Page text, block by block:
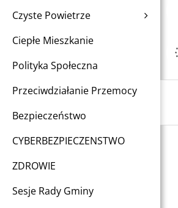
Czyste Powietrze
Ciepłe Mieszkanie
Polityka Społeczna
Przeciwdziałanie Przemocy
Bezpieczeństwo
CYBERBEZPIECZENSTWO
ZDROWIE
Sesje Rady Gminy